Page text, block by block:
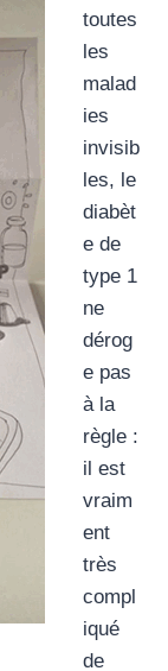
toutes
les
malad
ies
invisib
les, le
diabèt
e de
type 1
ne
dérog
e pas
à la
règle :
il est
vraim
ent
très
compl
iqué
de